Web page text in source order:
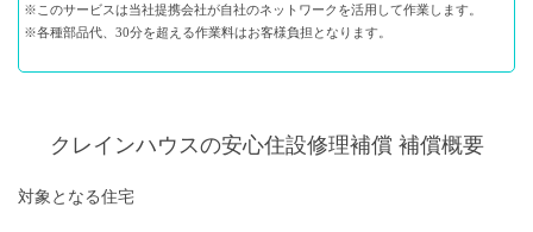
※このサービスは当社提携会社が自社のネットワークを活用して作業します。
※各種部品代、30分を超える作業料はお客様負担となります。
クレインハウスの安心住設修理補償 補償概要
対象となる住宅